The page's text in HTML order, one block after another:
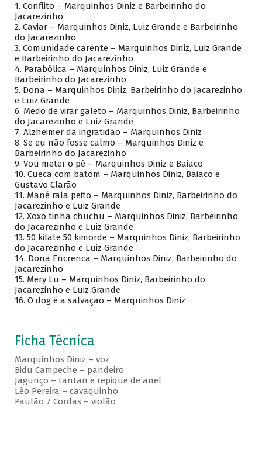
1. Conflito – Marquinhos Diniz e Barbeirinho do
Jacarezinho
2. Caviar – Marquinhos Diniz, Luiz Grande e Barbeirinho
do Jacarezinho
3. Comunidade carente – Marquinhos Diniz, Luiz Grande
e Barbeirinho do Jacarezinho
4. Parabólica – Marquinhos Diniz, Luiz Grande e
Barbeirinho do Jacarezinho
5. Dona – Marquinhos Diniz, Barbeirinho do Jacarezinho
e Luiz Grande
6. Medo de virar galeto – Marquinhos Diniz, Barbeirinho
do Jacarezinho e Luiz Grande
7. Alzheimer da ingratidão – Marquinhos Diniz
8. Se eu não fosse calmo – Marquinhos Diniz e
Barbeirinho do Jacarezinho
9. Vou meter o pé – Marquinhos Diniz e Baiaco
10. Cueca com batom – Marquinhos Diniz, Baiaco e
Gustavo Clarão
11. Mané rala peito – Marquinhos Diniz, Barbeirinho do
Jacarezinho e Luiz Grande
12. Xoxó tinha chuchu – Marquinhos Diniz, Barbeirinho
do Jacarezinho e Luiz Grande
13. 50 kilate 50 kimorde – Marquinhos Diniz, Barbeirinho
do Jacarezinho e Luiz Grande
14. Dona Encrenca – Marquinhos Diniz, Barbeirinho do
Jacarezinho
15. Mery Lu – Marquinhos Diniz, Barbeirinho do
Jacarezinho e Luiz Grande
16. O dog é a salvação – Marquinhos Diniz
Ficha Técnica
Marquinhos Diniz – voz
Bidu Campeche – pandeiro
Jagunço – tantan e repique de anel
Léo Pereira – cavaquinho
Paulão 7 Cordas – violão